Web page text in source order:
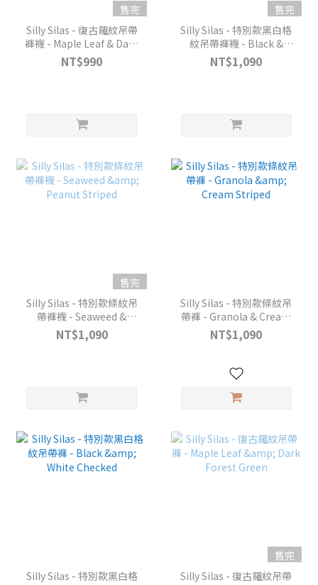
售完
Silly Silas - 復古羅紋吊帶
褲襪 - Maple Leaf & Dark
Forest Green
NT$990
售完
Silly Silas - 特別款黑白格
紋吊帶褲襪 - Black &
White Checked
NT$1,090
售完
Silly Silas - 特別款條紋吊
帶褲襪 - Seaweed &
Peanut Striped
NT$1,090
Silly Silas - 特別款條紋吊
帶褲 - Granola & Cream
Striped
NT$1,090
Silly Silas - 特別款黑白格
售完
Silly Silas - 復古羅紋吊帶